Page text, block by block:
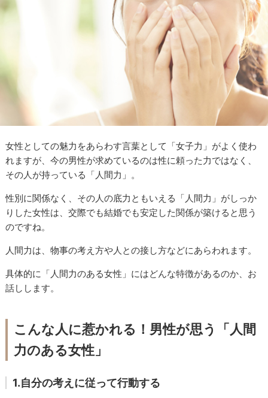
女性としての魅力をあらわす言葉として「女子力」がよく使わ
れますが、今の男性が求めているのは性に頼った力ではなく、
その人が持っている「人間力」。
性別に関係なく、その人の底力ともいえる「人間力」がしっか
りした女性は、交際でも結婚でも安定した関係が築けると思う
のですね。
人間力は、物事の考え方や人との接し方などにあらわれます。
具体的に「人間力のある女性」にはどんな特徴があるのか、お
話しします。
こんな人に惹かれる！男性が思う「人間
力のある女性」
1.自分の考えに従って行動する